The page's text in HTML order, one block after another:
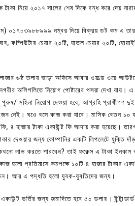
নিয়ে ২০১৭ সালের শেষ দিকে বন্ধ করে দেয়
০১৭০৩৯৮৮৯৯৯ নম্বর দিয়ে বিক্রয় ডট কম এ তার
কম্পিউটার চেয়ার ২০টি, হাতল চেয়ার ২০টি,
৬ষ্ঠ তলায় ভাড়া অফিসে আবার ওয়াল্ড ওয়ে
অলিগলিতে নিয়োগ পোষ্টারের পসরা দেখা যায়। এ
মহিলা নিয়োগ দেওয়া হবে, আগ্রহি প্রার্থীগণ
নেই। ঘওে বসে কাজ করা যাবে। মাসিক বেতন ১০
৪ হাজার টাকা একাউন্ট ফি আদায় করা হয়েছে।
দেওয়ার জন্য কোম্পানির একটি লিপলেটে যুক্তি
লাভ করতে পারবেন? তাই ফরেক্স এ টাকা
হলো প্রতিমাসে কমপক্ষে ১০টি ৪ হাজার টাকার
আর এ পদ্ধতি হলো যুবক-যুবতিদের জন্য।
ভর্তির জন্য জমাদিতে হবে ৫০ ডলার।